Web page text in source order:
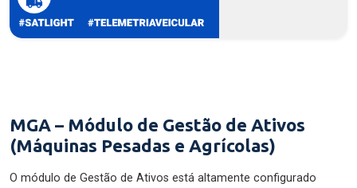
MGA – Módulo de Gestão de Ativos
(Máquinas Pesadas e Agrícolas)
O módulo de Gestão de Ativos está altamente configurado